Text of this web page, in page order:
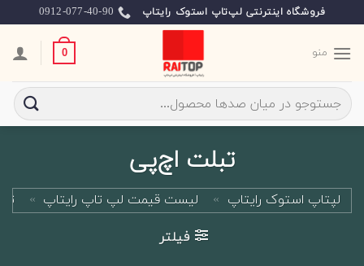
to
content
فروشگاه اینترنتی لپ‌تاپ استوک رایتاپ 0912-077-40-90
منو 0
جستجو
برای:
تبلت اچ‌پی
لپتاپ استوک رایتاپ » لیست قیمت لپ تاپ رایتاپ »
فیلتر